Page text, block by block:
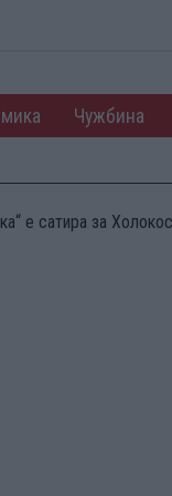
Чужбина
е сатира за